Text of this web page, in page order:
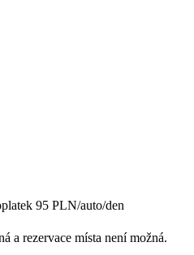
95 PLN/auto/den
a rezervace místa není možná.